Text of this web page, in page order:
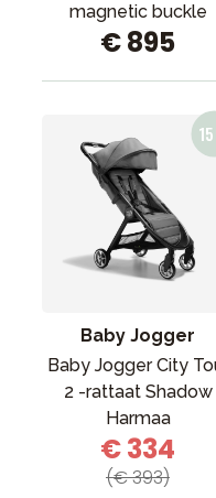
magnetic buckle
€ 895
Baby Jogger
Baby Jogger City
2 -rattaat Shadow
Harmaa
€ 334
(€ 393)